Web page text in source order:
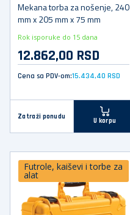
Mekana torba za nošenje, 240
mm x 205 mm x 75 mm
Rok isporuke do 15 dana
12.862,00 RSD
Cena sa PDV-om:15.434,40 RSD
Zatraži ponudu
U korpu
Futrole, kaiševi i torbe za
alat